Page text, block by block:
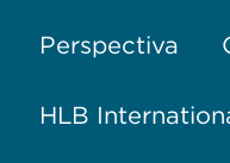
Perspectiva
HLB